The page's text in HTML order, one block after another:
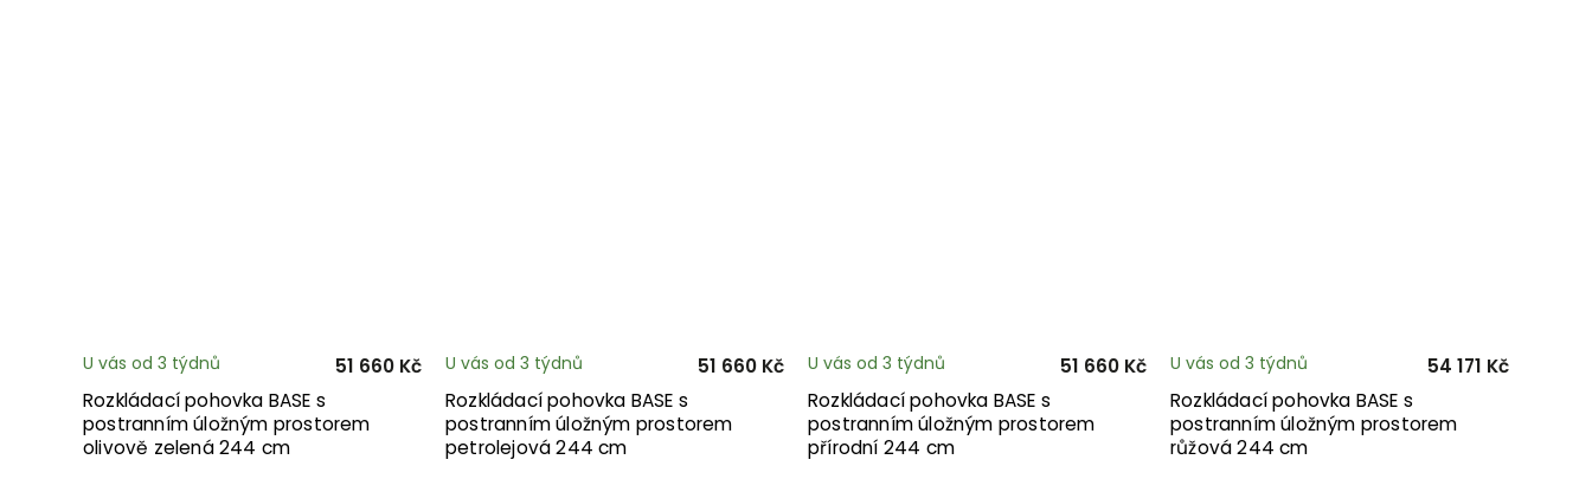
Rozkládací pohovka BASE s
postranním úložným prostorem
olivově zelená 244 cm
U vás od 3 týdnů
51 660 Kč
Rozkládací pohovka BASE s
postranním úložným prostorem
petrolejová 244 cm
U vás od 3 týdnů
51 660 Kč
Rozkládací pohovka BASE s
postranním úložným prostorem
přírodní 244 cm
U vás od 3 týdnů
51 660 Kč
Rozkládací pohovka BASE s
postranním úložným prostorem
růžová 244 cm
U vás od 3 týdnů 54 171 Kč